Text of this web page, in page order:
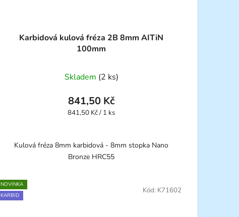
Karbidová kulová fréza 2B 8mm AITiN
100mm
Skladem (2 ks)
841,50 Kč
Měrná
841,50 Kč / 1 ks
Kulová fréza 8mm karbidová - 8mm stopka Nano
Bronze HRC55
NOVINKA
KARBID
Kód: K71602